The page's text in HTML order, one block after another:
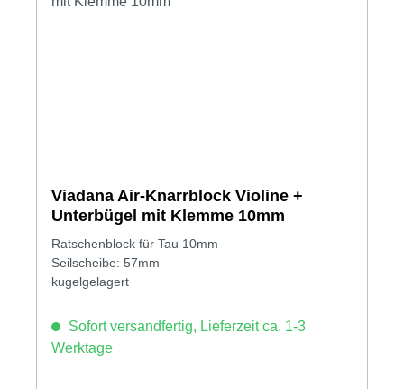
Viadana Air-Knarrblock Violine +
Unterbügel mit Klemme 10mm
Ratschenblock für Tau 10mm
Seilscheibe: 57mm
kugelgelagert
Sofort versandfertig, Lieferzeit ca. 1-3
Werktage